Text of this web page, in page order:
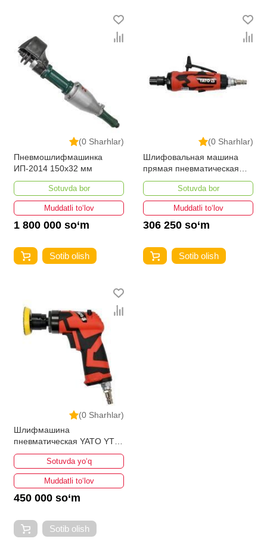
(0 Sharhlar)
Пневмошлифмашинка
ИП-2014 150х32 мм
Sotuvda bor
Muddatli to‘lov
1 800 000 so‘m
Sotib olish
(0 Sharhlar)
Шлифовальная машина
прямая пневматическая
YATO YT-09633
Sotuvda bor
Muddatli to‘lov
306 250 so‘m
Sotib olish
(0 Sharhlar)
Шлифмашина
пневматическая YATO YT-
09730
Sotuvda yo‘q
Muddatli to‘lov
450 000 so‘m
Sotib olish